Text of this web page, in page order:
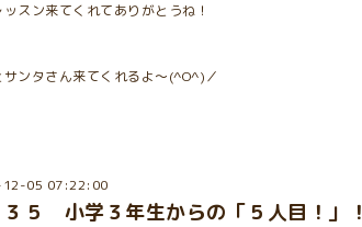
スン来てくれてありがとうね！
サンタさん来てくれるよ～(^O^)／
05 07:22:00
３５ 小学３年生からの「５人目！」！